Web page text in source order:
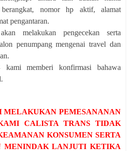
berangkat, nomor hp aktif, alamat
pengantaran.
melakukan pengecekan serta
penumpang mengenai travel dan
kami memberi konfirmasi bahawa
MELAKUKAN PEMESANANAN
CALISTA TRANS TIDAK
KONSUMEN SERTA
LANJUTI KETIKA